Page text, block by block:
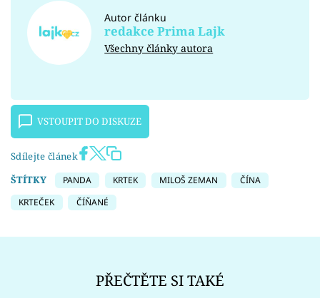
Autor článku
redakce Prima Lajk
Všechny články autora
VSTOUPIT DO DISKUZE
Sdílejte článek
ŠTÍTKY
PANDA KRTEK MILOŠ ZEMAN
ČÍNA
KRTEČEK
ČÍŇANÉ
PŘEČTĚTE SI TAKÉ